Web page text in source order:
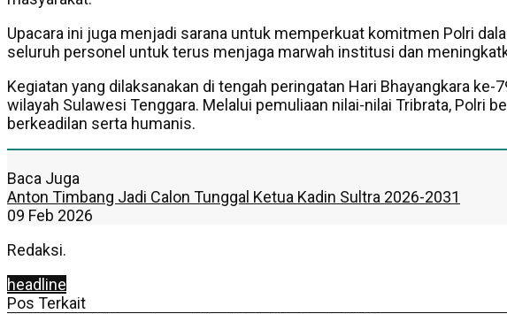
Upacara ini juga menjadi sarana untuk memperkuat komitmen Polri
seluruh personel untuk terus menjaga marwah institusi dan
Kegiatan yang dilaksanakan di tengah peringatan Hari Bhayangkara
wilayah Sulawesi Tenggara. Melalui pemuliaan nilai-nilai Tribrata, Polri
berkeadilan serta humanis.
Baca Juga
Anton Timbang Jadi Calon Tunggal Ketua Kadin Sultra 2026-2031
09 Feb 2026
Redaksi.
headline
Pos Terkait